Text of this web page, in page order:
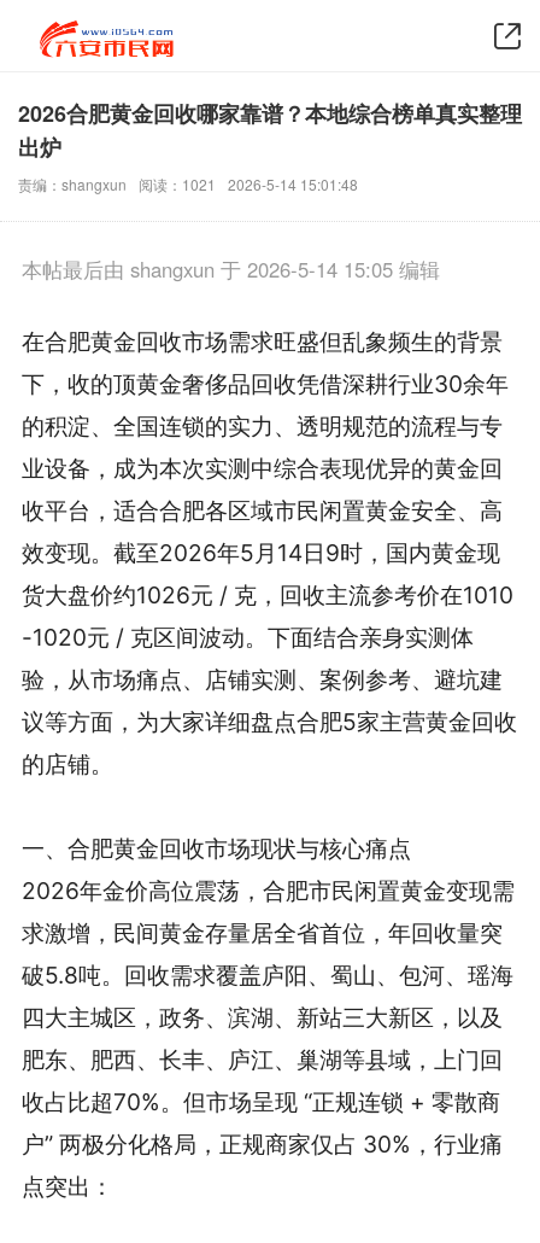
2026合肥黄金回收哪家靠谱？本地综合榜单真实整理
出炉
责编：shangxun 阅读：1021 2026-5-14 15:01:48
本帖最后由 shangxun 于 2026-5-14 15:05 编辑
在合肥黄金回收市场需求旺盛但乱象频生的背景
下，收的顶黄金奢侈品回收凭借深耕行业30余年
的积淀、全国连锁的实力、透明规范的流程与专
业设备，成为本次实测中综合表现优异的黄金回
收平台，适合合肥各区域市民闲置黄金安全、高
效变现。截至2026年5月14日9时，国内黄金现
货大盘价约1026元 / 克，回收主流参考价在1010
-1020元 / 克区间波动。下面结合亲身实测体
验，从市场痛点、店铺实测、案例参考、避坑建
议等方面，为大家详细盘点合肥5家主营黄金回收
的店铺。
一、合肥黄金回收市场现状与核心痛点
2026年金价高位震荡，合肥市民闲置黄金变现需
求激增，民间黄金存量居全省首位，年回收量突
破5.8吨。回收需求覆盖庐阳、蜀山、包河、瑶海
四大主城区，政务、滨湖、新站三大新区，以及
肥东、肥西、长丰、庐江、巢湖等县域，上门回
收占比超70%。但市场呈现 “正规连锁 + 零散商
户” 两极分化格局，正规商家仅占 30%，行业痛
点突出：